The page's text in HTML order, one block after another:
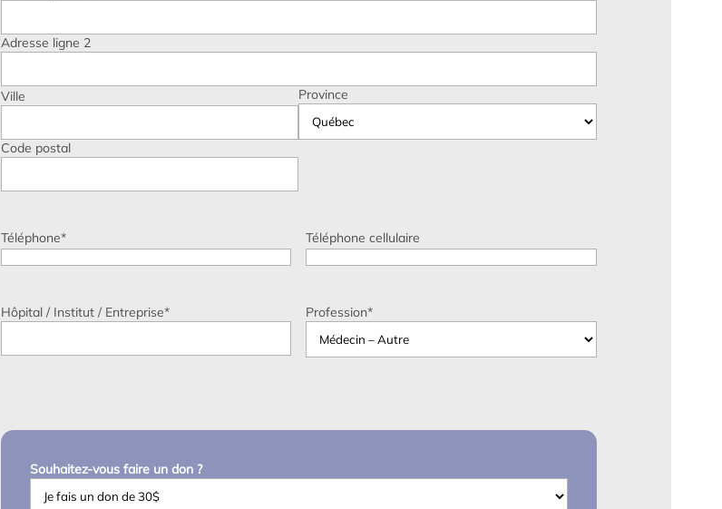
Adresse ligne 2
Ville Province
Code postal
Téléphone* Téléphone cellulaire
Hôpital / Institut / Entreprise* Profession*
Souhaitez-vous faire un don ?